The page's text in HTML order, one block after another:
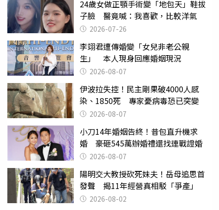
24歲女做正顎手術變「地包天」鞋拔
子臉 醫竟喊：我喜歡，比較洋氣
2026-07-26
李翊君遭傳婚變「女兒非老公親
生」 本人現身回應婚姻現況
2026-08-07
伊波拉失控！民主剛果破4000人感
染、1850死 專家憂病毒恐已突變
2026-08-07
小刀14年婚姻告終！昔包直升機求
婚 豪砸545萬辦婚禮還找連戰證婚
2026-08-07
陽明交大教授砍死妹夫！岳母追思首
發聲 揭11年經營真相駁「爭產」
2026-08-02